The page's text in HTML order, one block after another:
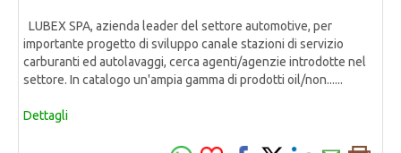
LUBEX SPA, azienda leader del settore automotive, per
importante progetto di sviluppo canale stazioni di servizio
carburanti ed autolavaggi, cerca agenti/agenzie introdotte nel
settore. In catalogo un'ampia gamma di prodotti oil/non......
Dettagli